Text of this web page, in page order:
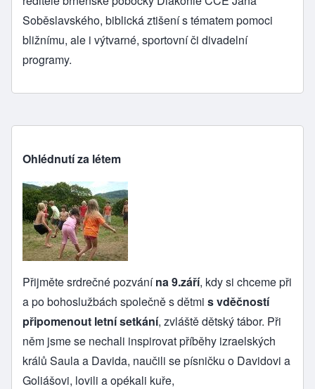
Soběslavského, biblická ztišení s tématem pomoci
bližnímu, ale i výtvarné, sportovní či divadelní
programy.
Ohlédnutí za létem
Přijměte srdrečné pozvánína 9.září, kdy si chceme při
a po bohoslužbách společně s dětmi s vděčností
připomenout letní setkání, zvláště dětský tábor. Při
něm jsme se nechali inspirovat příběhy izraelských
králů Saula a Davida, naučili se písničku o Davidovi a
Goliášovi, lovili a opékali kuře,